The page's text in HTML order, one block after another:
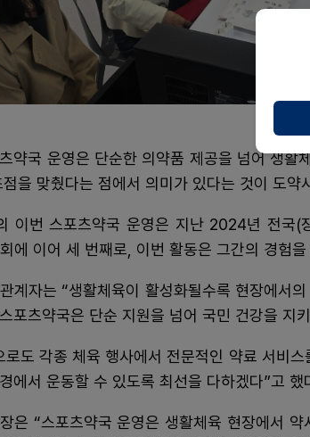
약국 운영은 단순한 의약품 제공을 넘어 생활
을 맞췄다는 점에서 의미가 있다는 것이 도약
이번 스포츠약국 운영은 지난 2024년 전국(
에 이어 세 번째로, 이번 활동은 그간의 경험
계자는 “생활체육이 활성화될수록 현장에서
포츠약국은 단순 지원을 넘어 국민 건강을 지
로도 각종 체육 행사에서 전문적인 약료 서비
에서 운동할 수 있도록 최선을 다하겠다”고 했
은 “스포츠약국 운영은 생활체육 현장에서